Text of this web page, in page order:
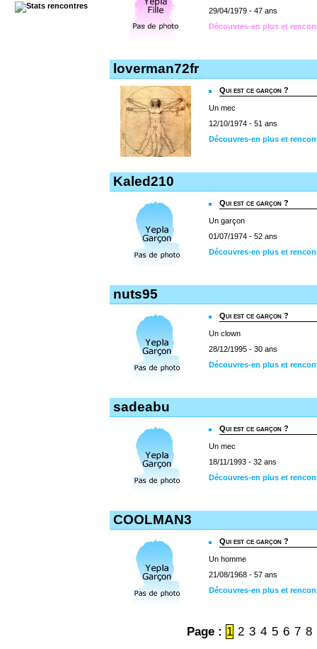
29/04/1979 - 47 ans
Découvres-en plus et
loverman72fr
Qui est ce garçon ?
Un mec
12/10/1974 - 51 ans
Découvres-en plus et
Kaled210
Qui est ce garçon ?
Un garçon
01/07/1974 - 52 ans
Découvres-en plus et
nuts95
Qui est ce garçon ?
Un clown
28/12/1995 - 30 ans
Découvres-en plus et
sadeabu
Qui est ce garçon ?
Un mec
18/11/1993 - 32 ans
Découvres-en plus et
COOLMAN3
Qui est ce garçon ?
Un homme
21/08/1968 - 57 ans
Découvres-en plus et
Page : 1 2 3 4 5 6 7 8